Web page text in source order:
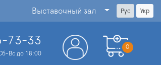
Выставочный зал Рус Укр
73-33
Вс до 18:00
0